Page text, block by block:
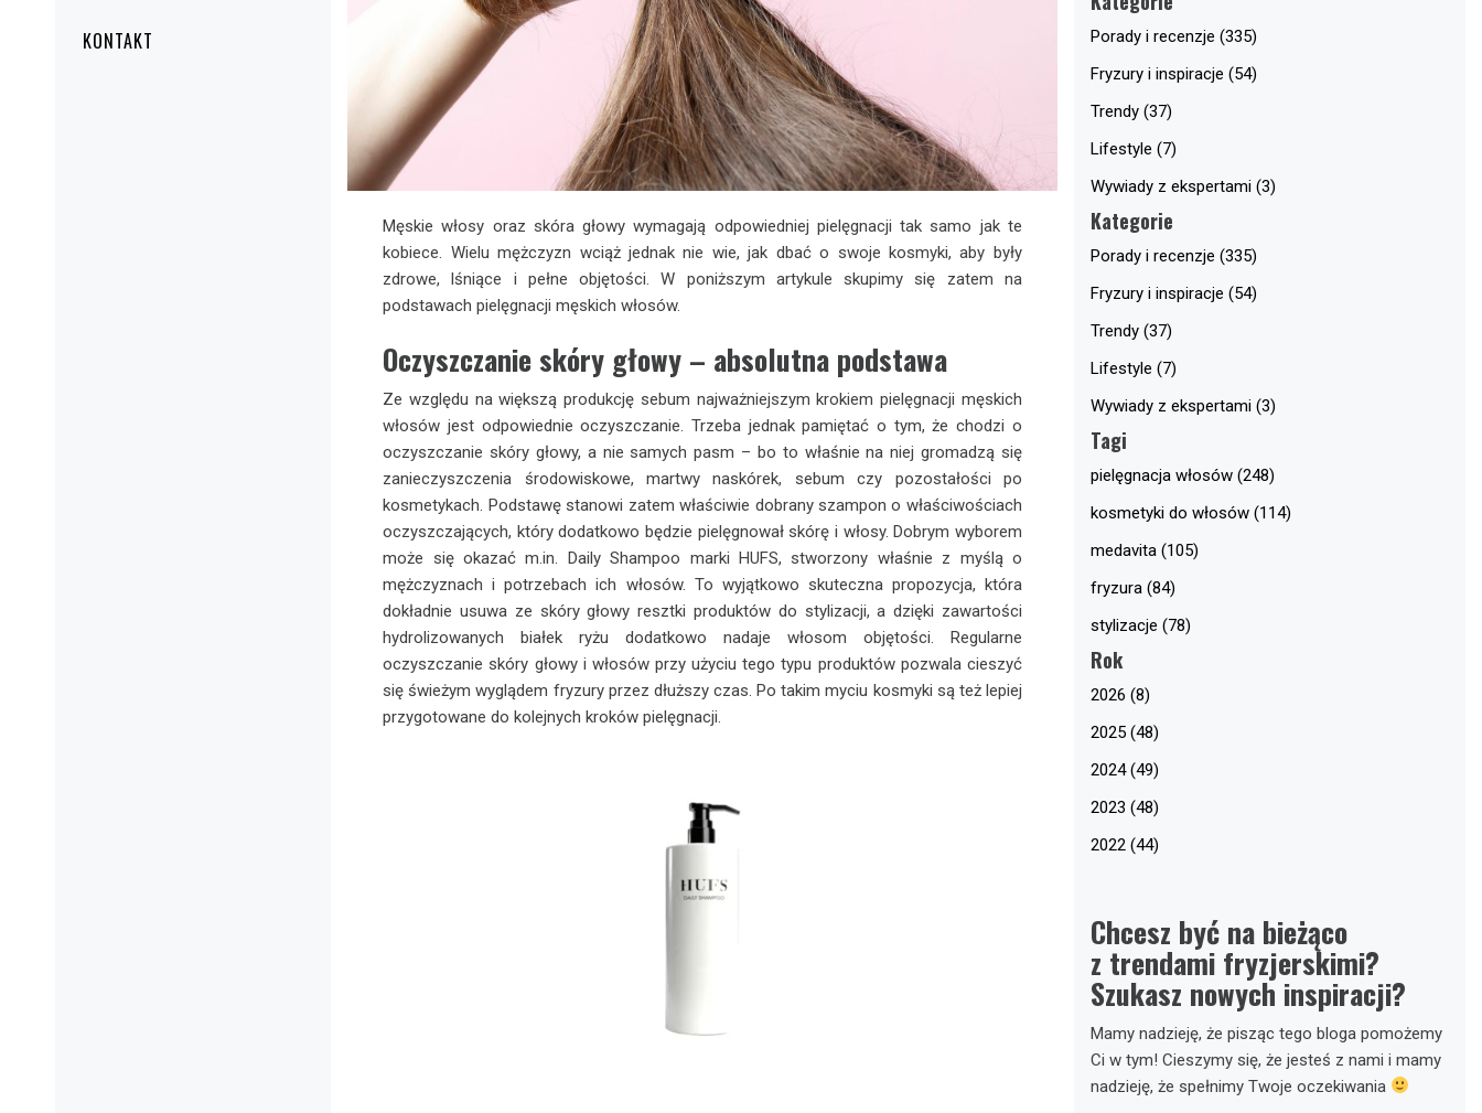
KONTAKT
Męskie włosy oraz skóra głowy wymagają odpowiedniej pielęgnacji tak samo jak te
kobiece. Wielu mężczyzn wciąż jednak nie wie, jak dbać o swoje kosmyki, aby były
zdrowe, lśniące i pełne objętości. W poniższym artykule skupimy się zatem na
podstawach pielęgnacji męskich włosów.
Oczyszczanie skóry głowy – absolutna podstawa
Ze względu na większą produkcję sebum najważniejszym krokiem pielęgnacji męskich
włosów jest odpowiednie oczyszczanie. Trzeba jednak pamiętać o tym, że chodzi o
oczyszczanie skóry głowy, a nie samych pasm – bo to właśnie na niej gromadzą się
zanieczyszczenia środowiskowe, martwy naskórek, sebum czy pozostałości po
kosmetykach. Podstawę stanowi zatem właściwie dobrany szampon o właściwościach
oczyszczających, który dodatkowo będzie pielęgnował skórę i włosy. Dobrym wyborem
może się okazać m.in. Daily Shampoo marki HUFS, stworzony właśnie z myślą o
mężczyznach i potrzebach ich włosów. To wyjątkowo skuteczna propozycja, która
dokładnie usuwa ze skóry głowy resztki produktów do stylizacji, a dzięki zawartości
hydrolizowanych białek ryżu dodatkowo nadaje włosom objętości. Regularne
oczyszczanie skóry głowy i włosów przy użyciu tego typu produktów pozwala cieszyć
się świeżym wyglądem fryzury przez dłuższy czas. Po takim myciu kosmyki są też lepiej
przygotowane do kolejnych kroków pielęgnacji.
Porady i recenzje (335)
Fryzury i inspiracje (54)
Trendy (37)
Lifestyle (7)
Wywiady z ekspertami (3)
Kategorie
Porady i recenzje (335)
Fryzury i inspiracje (54)
Trendy (37)
Lifestyle (7)
Wywiady z ekspertami (3)
Tagi
pielęgnacja włosów (248)
kosmetyki do włosów (114)
medavita (105)
fryzura (84)
stylizacje (78)
Rok
2026 (8)
2025 (48)
2024 (49)
2023 (48)
2022 (44)
Chcesz być na bieżąco
z trendami fryzjerskimi?
Szukasz nowych inspiracji?
Mamy nadzieję, że pisząc tego bloga pomożemy
Ci w tym! Cieszymy się, że jesteś z nami i mamy
nadzieję, że spełnimy Twoje oczekiwania